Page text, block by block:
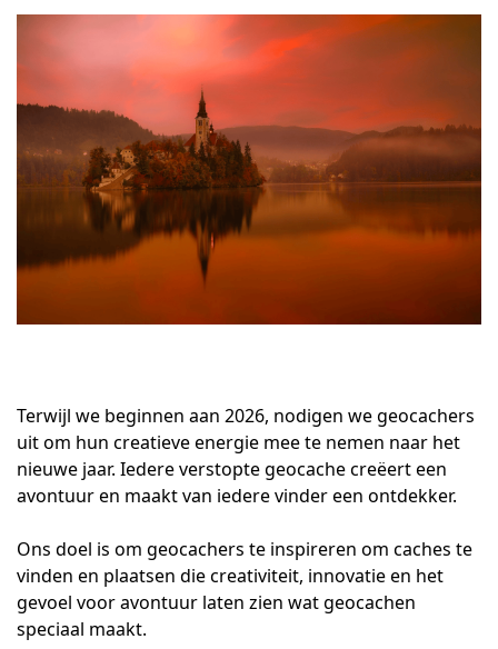
Terwijl we beginnen aan 2026, nodigen we geocachers
uit om hun creatieve energie mee te nemen naar het
nieuwe jaar. Iedere verstopte geocache creëert een
avontuur en maakt van iedere vinder een ontdekker.
Ons doel is om geocachers te inspireren om caches te
vinden en plaatsen die creativiteit, innovatie en het
gevoel voor avontuur laten zien wat geocachen
speciaal maakt.